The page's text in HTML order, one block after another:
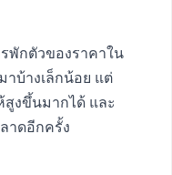
พักตัวของราคาใน
าบ้างเล็กน้อย แต่
งขึ้นมากได้ และ
าดอีกครั้ง